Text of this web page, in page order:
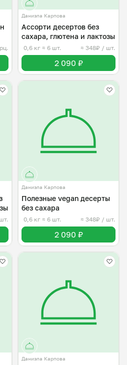
Даниэла Карпова
Ассорти десертов без
сахара, глютена и лактозы
0,6 кг ≈ 6 шт. ≈ 348₽ / шт.
2 090 ₽
Даниэла Карпова
Полезные vegan десерты
без сахара
0,6 кг ≈ 6 шт. ≈ 348₽ / шт.
2 090 ₽
Даниэла Карпова